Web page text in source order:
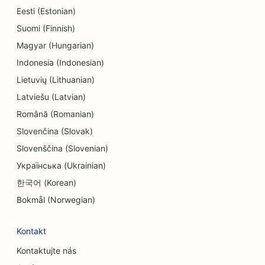
SEO pro endodontisty
SEO pro strojírenské firmy
EO pro etnické restaurace
SEO pro únikové místnosti
SEO pro služby faceliftu
SEO pro restaurace Farm-to-Table
SEO pro finanční plánovače
SEO pro finanční služby
SEO pro restaurace Fine Dining
Eesti (Estonian)
Suomi (Finnish)
Magyar (Hungarian)
Indonesia (Indonesian)
Lietuvių (Lithuanian)
Latviešu (Latvian)
Română (Romanian)
Slovenčina (Slovak)
Slovenščina (Slovenian)
Українська (Ukrainian)
한국어 (Korean)
Bokmål (Norwegian)
Kontakt
Kontaktujte nás